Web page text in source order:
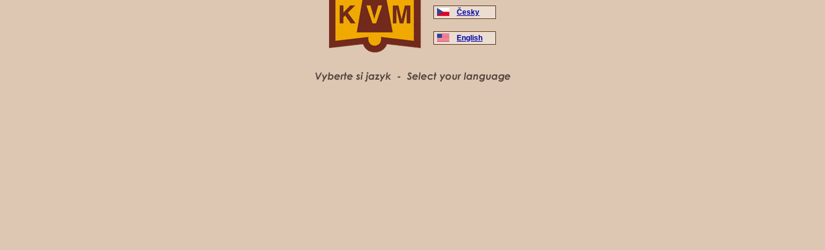
Česky
English